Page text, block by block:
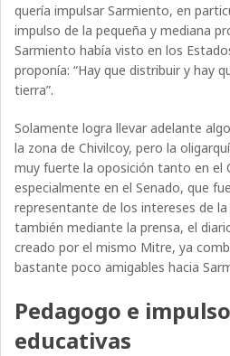
quería impulsar Sarmiento, en
impulso de la pequeña y mediana
Sarmiento había visto en los
proponía: “Hay que distribuir y hay
tierra”.
Solamente logra llevar adelante
la zona de Chivilcoy, pero la
muy fuerte la oposición tanto en el
especialmente en el Senado, que
representante de los intereses de
también mediante la prensa, el
creado por el mismo Mitre, ya
bastante poco amigables hacia
Pedagogo e
educativas